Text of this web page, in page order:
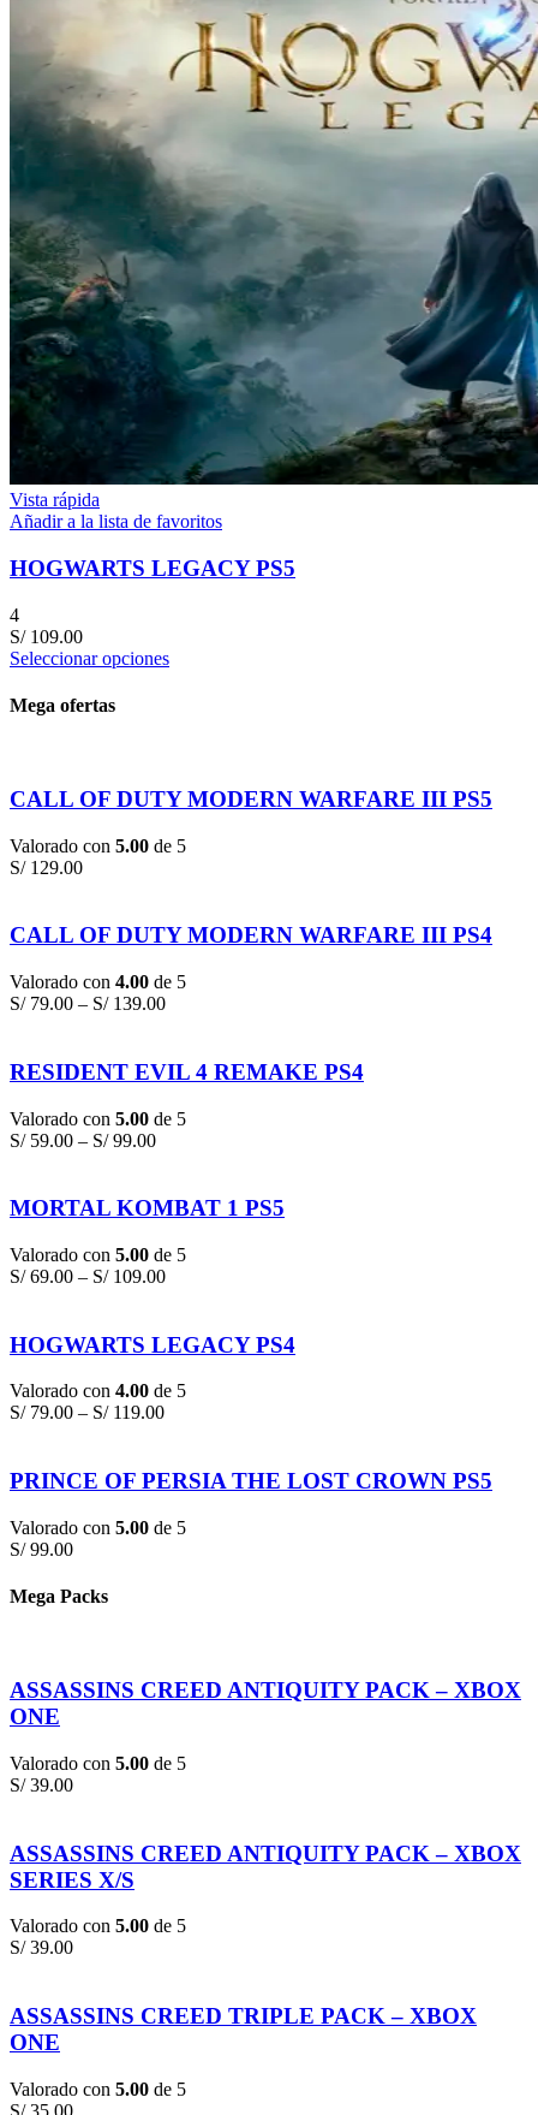
Vista rápida
Añadir a la lista de favoritos
HOGWARTS LEGACY PS5
4
S/109.00
Seleccionar opciones
Mega ofertas
CALL OF DUTY MODERN WARFARE III PS5
Valorado con 5.00 de 5
S/129.00
CALL OF DUTY MODERN WARFARE III PS4
Valorado con 4.00 de 5
S/79.00 – S/139.00
RESIDENT EVIL 4 REMAKE PS4
Valorado con 5.00 de 5
S/59.00 – S/99.00
MORTAL KOMBAT 1 PS5
Valorado con 5.00 de 5
S/69.00 – S/109.00
HOGWARTS LEGACY PS4
Valorado con 4.00 de 5
S/79.00 – S/119.00
PRINCE OF PERSIA THE LOST CROWN PS5
Valorado con 5.00 de 5
S/99.00
Mega Packs
ASSASSINS CREED ANTIQUITY PACK – XBOX
ONE
Valorado con 5.00 de 5
S/39.00
ASSASSINS CREED ANTIQUITY PACK – XBOX
SERIES X/S
Valorado con 5.00 de 5
S/39.00
ASSASSINS CREED TRIPLE PACK – XBOX
ONE
Valorado con 5.00 de 5
S/35.00